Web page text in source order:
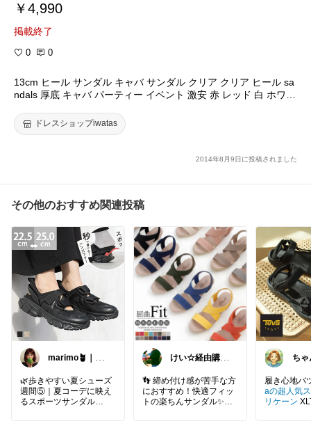
￥4,990
掲載終了
0 0
13cm ヒール サンダル キャバ サンダル クリア クリア ヒール sa
ndals 厚底 キャバ パーティー イベント 激安 赤 レッド 白 ホワイ
カラーソール
ドレスショップiwatas
2014年8月9日に投稿されました
その他のおすすめ関連投稿
marimo🪴｜ゆ
い
🌿歩きやすい夏シューズ
週間⑤｜夏コーデに映え
るスポーツサンダル
けい☆経由購入
います
👣 締め付け感が苦手な方
におすすめ！快適フィッ
トの楽ちんサンダル✨
ち
履き心地バ
aの超人気
リケーン